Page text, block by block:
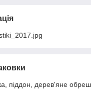
піддон, дерев'яне